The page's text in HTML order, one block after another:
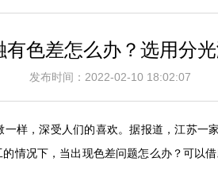
有色差怎么办？选用分光
发布时间：2022-02-10 18:02:07
样，深受人们的喜欢。据报道，江苏一
的情况下，当出现色差问题怎么办？可